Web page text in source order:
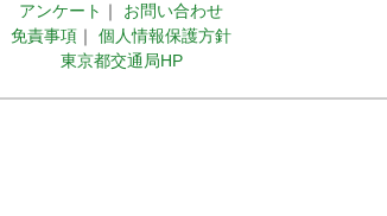
アンケート ｜
お問い合わせ
免責事項 ｜
個人情報保護方針
東京都交通局HP